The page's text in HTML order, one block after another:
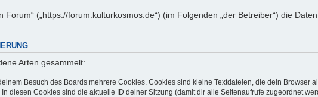
Forum“ („https://forum.kulturkosmos.de“) (im Folgenden „der Betreiber“) die
Arten gesammelt:
Besuch des Boards mehrere Cookies. Cookies sind kleine Textdateien, die dein Browser
diesen Cookies sind die aktuelle ID deiner Sitzung (damit dir alle Seitenaufrufe zugeordnet